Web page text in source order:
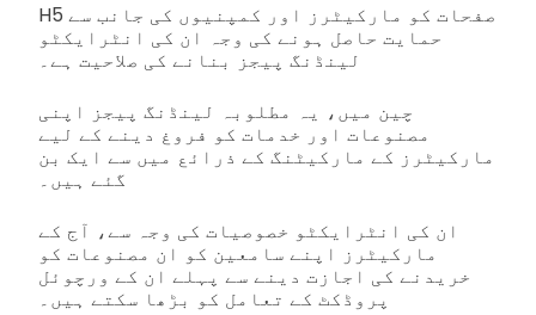
H5 صفحات کو مارکیٹرز اور کمپنیوں کی جانب سے
حمایت حاصل ہونے کی وجہ ان کی انٹرایکٹو
لینڈنگ پیجز بنانے کی صلاحیت ہے۔
چین میں، یہ مطلوبہ لینڈنگ پیجز اپنی
مصنوعات اور خدمات کو فروغ دینے کے لیے
مارکیٹرز کے مارکیٹنگ کے ذرائع میں سے ایک بن
گئے ہیں۔
ان کی انٹرایکٹو خصوصیات کی وجہ سے، آج کے
مارکیٹرز اپنے سامعین کو ان مصنوعات کو
خریدنے کی اجازت دینے سے پہلے ان کے ورچوئل
پروڈکٹ کے تعامل کو بڑھا سکتے ہیں۔